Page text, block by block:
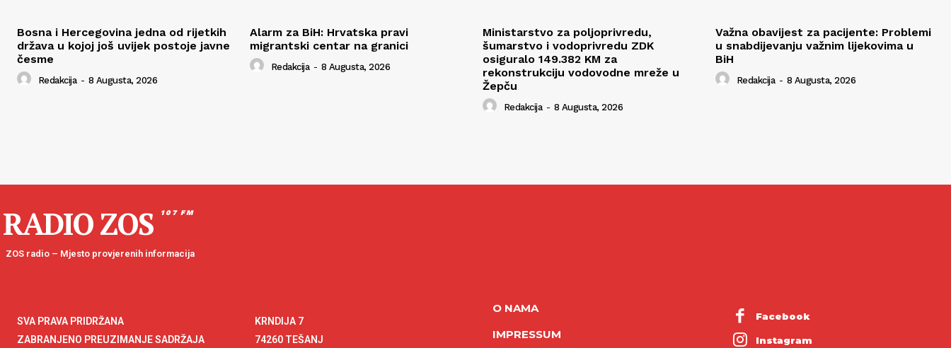
Bosna i Hercegovina jedna od rijetkih
država u kojoj još uvijek postoje javne
česme
Redakcija - 8 Augusta, 2026
Alarm za BiH: Hrvatska pravi
migrantski centar na granici
Redakcija - 8 Augusta, 2026
Ministarstvo za poljoprivredu,
šumarstvo i vodoprivredu ZDK
osiguralo 149.382 KM za
rekonstrukciju vodovodne mreže u
Žepču
Redakcija - 8 Augusta, 2026
Važna obavijest za pacijente: Problemi
u snabdijevanju važnim lijekovima u
BiH
Redakcija - 8 Augusta, 2026
RADIO ZOS 107 FM
ZOS radio – Mjesto provjerenih informacija
SVA PRAVA PRIDRŽANA
ZABRANJENO PREUZIMANJE SADRŽAJA
KRNDIJA 7
74260 TEŠANJ
O NAMA
IMPRESSUM
Facebook
Instagram